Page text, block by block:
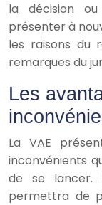
la décision
présenter à
les raisons du
remarques du
Les
La VAE
inconvénients
de se lancer.
permettra de